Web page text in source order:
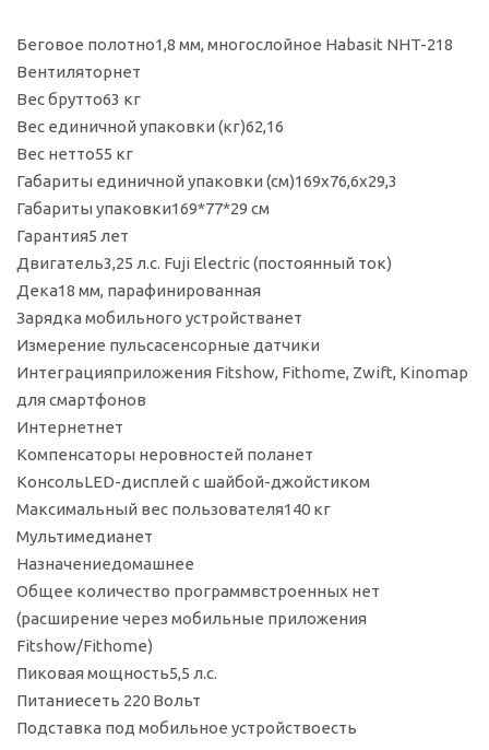
Беговое полотно1,8 мм, многослойное Habasit NНT-218
Вентиляторнет
Вес брутто63 кг
Вес единичной упаковки (кг)62,16
Вес нетто55 кг
Габариты единичной упаковки (см)169х76,6х29,3
Габариты упаковки169*77*29 см
Гарантия5 лет
Двигатель3,25 л.с. Fuji Electric (постоянный ток)
Дека18 мм, парафинированная
Зарядка мобильного устройстванет
Измерение пульсасенсорные датчики
Интеграцияприложения Fitshow, Fithome, Zwift, Kinomap
для смартфонов
Интернетнет
Компенсаторы неровностей поланет
КонсольLED-дисплей c шайбой-джойстиком
Максимальный вес пользователя140 кг
Мультимедианет
Назначениедомашнее
Общее количество программвстроенных нет
(расширение через мобильные приложения
Fitshow/Fithome)
Пиковая мощность5,5 л.с.
Питаниесеть 220 Вольт
Подставка под мобильное устройствоесть